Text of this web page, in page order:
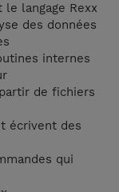
langage Rexx
des données
internes
de fichiers
écrivent des
qui